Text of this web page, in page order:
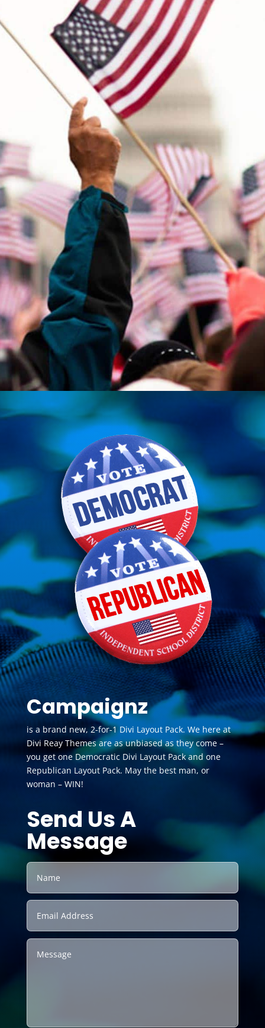
Campaignz
is a brand new, 2-for-1 Divi Layout Pack. We here at
Divi Reay Themes are as unbiased as they come –
you get one Democratic Divi Layout Pack and one
Republican Layout Pack. May the best man, or
woman – WIN!
Send Us A
Message